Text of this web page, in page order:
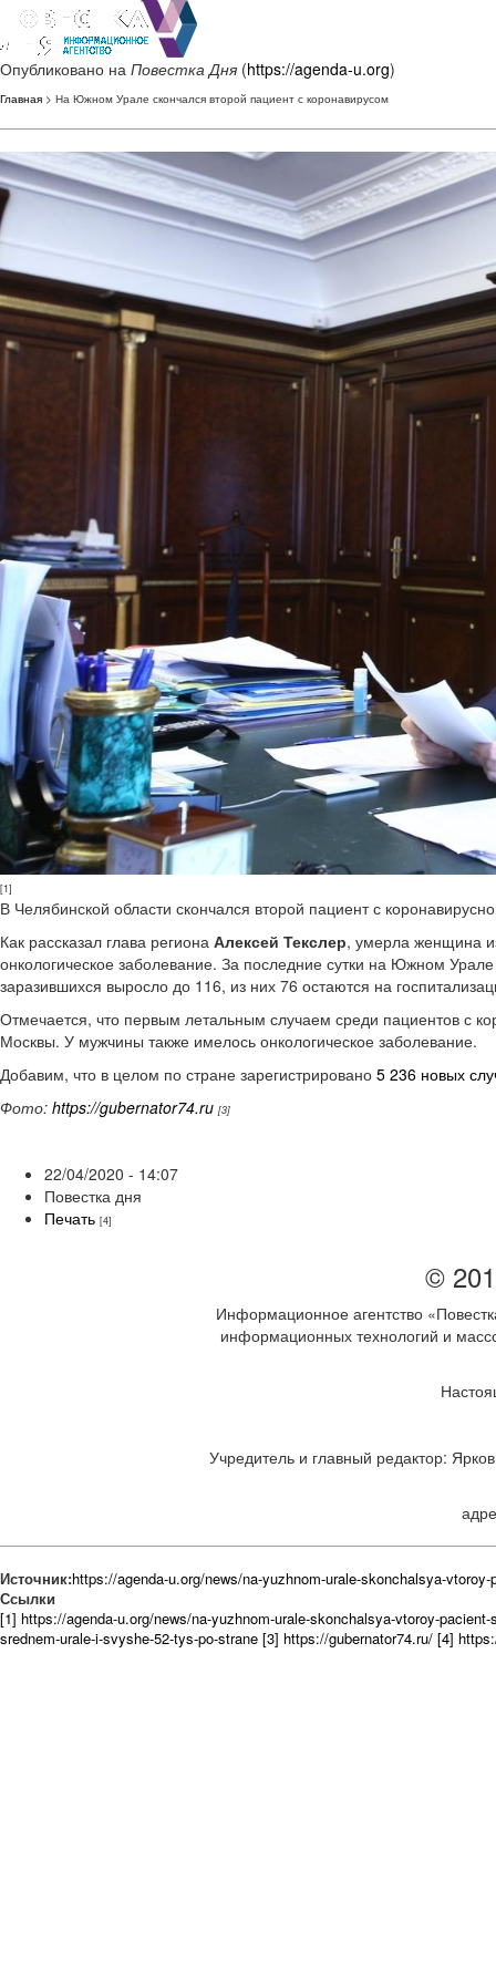
Опубликовано на Повестка Дня (https://agenda-u.org)
Главная > На Южном Урале скончался второй пациент с коронавирусом
[1]
В Челябинской области скончался второй пациент с
Как рассказал глава региона Алексей Текслер, умерла женщина
онкологическое заболевание. За последние сутки на Южном
заразившихся выросло до 116, из них 76 остаются на
Отмечается, что первым летальным случаем среди пациентов с
Москвы. У мужчины также имелось онкологическое заболевание.
Добавим, что в целом по стране зарегистрировано 5 236 новых
Фото: https://gubernator74.ru [3]
22/04/2020 - 14:07
Повестка дня
Печать [4]
©
Информационное агентство
информационных технологий и
Учредитель и главный редактор:
Источник:https://agenda-u.org/news/na-yuzhnom-urale-skonchalsya-
Ссылки
[1] https://agenda-u.org/news/na-yuzhnom-urale-skonchalsya-vtoroy-
srednem-urale-i-svyshe-52-tys-po-strane [3] https://gubernator74.ru/ [4]